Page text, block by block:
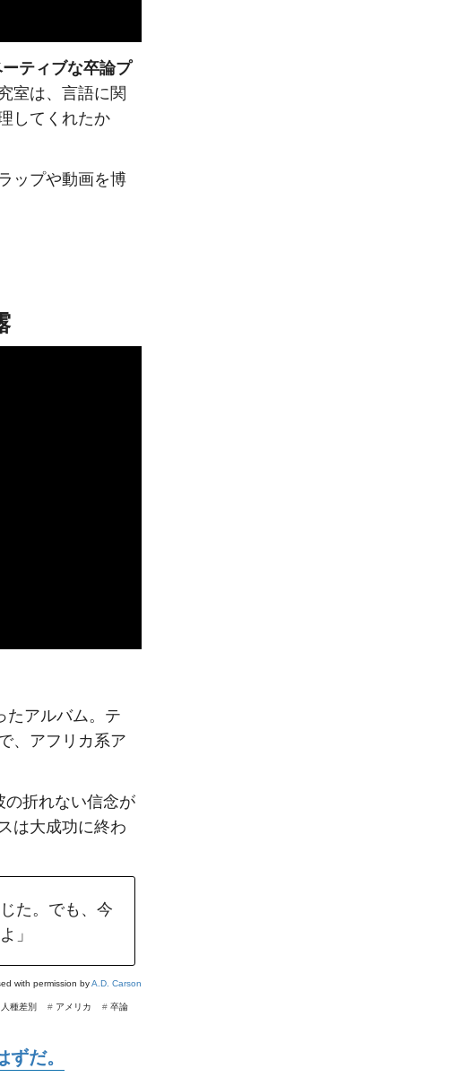
ティブな卒論プ
室は、言語に関
してくれたか
ップや動画を博
たアルバム。テ
、アフリカ系ア
の折れない信念が
は大成功に終わ
た。でも、今
」
with permission byA.D. Carson
# 卒論
# アメリカ
人種差別
だ。